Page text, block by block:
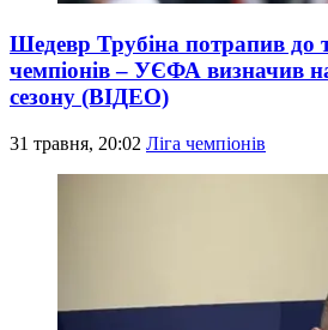
Шедевр Трубіна потрапив до
чемпіонів – УЄФА визначив
сезону (ВІДЕО)
31 травня, 20:02 Ліга чемпіонів